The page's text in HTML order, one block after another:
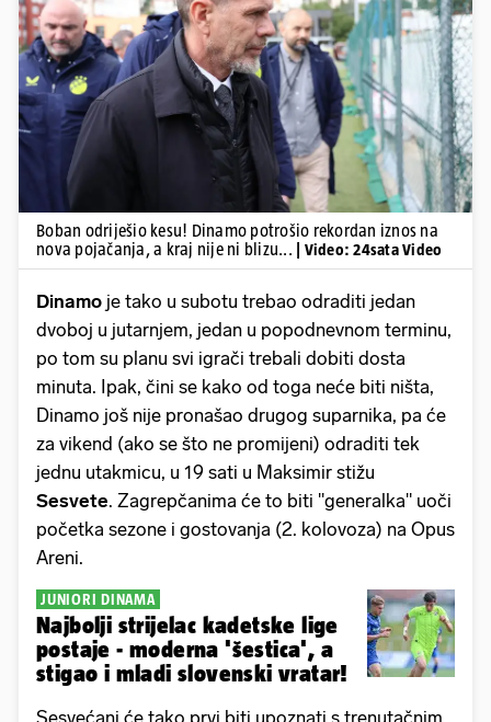
Pokretanje videa...
Boban odriješio kesu! Dinamo potrošio rekordan iznos na
nova pojačanja, a kraj nije ni blizu...
| Video: 24sata Video
Dinamo je tako u subotu trebao odraditi jedan
dvoboj u jutarnjem, jedan u popodnevnom terminu,
po tom su planu svi igrači trebali dobiti dosta
minuta. Ipak, čini se kako od toga neće biti ništa,
Dinamo još nije pronašao drugog suparnika, pa će
za vikend (ako se što ne promijeni) odraditi tek
jednu utakmicu, u 19 sati u Maksimir stižu
Sesvete. Zagrepčanima će to biti "generalka" uoči
početka sezone i gostovanja (2. kolovoza) na Opus
Areni.
JUNIORI DINAMA
Najbolji strijelac kadetske lige
postaje - moderna 'šestica', a
stigao i mladi slovenski vratar!
Sesvećani će tako prvi biti upoznati s trenutačnim